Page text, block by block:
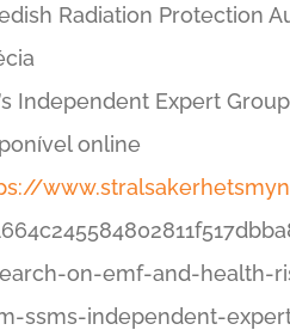
Radiation Protection
Independent Expert
online
on-emf-and-health-
ssms-independent-